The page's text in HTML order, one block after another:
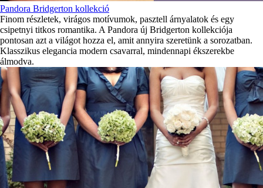
Pandora Bridgerton kollekció
Finom részletek, virágos motívumok, pasztell árnyalatok és egy
csipetnyi titkos romantika. A Pandora új Bridgerton kollekciója
pontosan azt a világot hozza el, amit annyira szeretünk a sorozatban.
Klasszikus elegancia modern csavarral, mindennapi ékszerekbe
álmodva.